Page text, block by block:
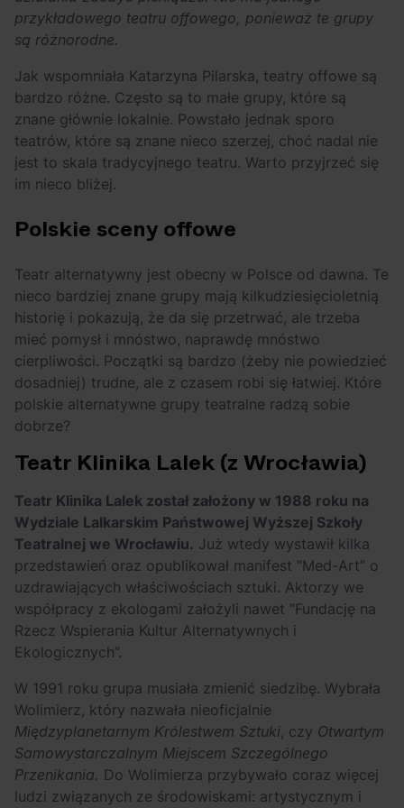
przykładowego teatru offowego, ponieważ te grupy
są różnorodne.
Jak wspomniała Katarzyna Pilarska, teatry offowe są
bardzo różne. Często są to małe grupy, które są
znane głównie lokalnie. Powstało jednak sporo
teatrów, które są znane nieco szerzej, choć nadal nie
jest to skala tradycyjnego teatru. Warto przyjrzeć się
im nieco bliżej.
Polskie sceny offowe
Teatr alternatywny jest obecny w Polsce od dawna. Te
nieco bardziej znane grupy mają kilkudziesięcioletnią
historię i pokazują, że da się przetrwać, ale trzeba
mieć pomysł i mnóstwo, naprawdę mnóstwo
cierpliwości. Początki są bardzo (żeby nie powiedzieć
dosadniej) trudne, ale z czasem robi się łatwiej. Które
polskie alternatywne grupy teatralne radzą sobie
dobrze?
Teatr Klinika Lalek (z Wrocławia)
Teatr Klinika Lalek został założony w 1988 roku na
Wydziale Lalkarskim Państwowej Wyższej Szkoły
Teatralnej we Wrocławiu. Już wtedy wystawił kilka
przedstawień oraz opublikował manifest “Med-Art” o
uzdrawiających właściwościach sztuki. Aktorzy we
współpracy z ekologami założyli nawet “Fundację na
Rzecz Wspierania Kultur Alternatywnych i
Ekologicznych”.
W 1991 roku grupa musiała zmienić siedzibę. Wybrała
Wolimierz, który nazwała nieoficjalnie
Międzyplanetarnym Królestwem Sztuki, czy Otwartym
Samowystarczalnym Miejscem Szczególnego
Przenikania. Do Wolimierza przybywało coraz więcej
ludzi związanych ze środowiskami: artystycznym i